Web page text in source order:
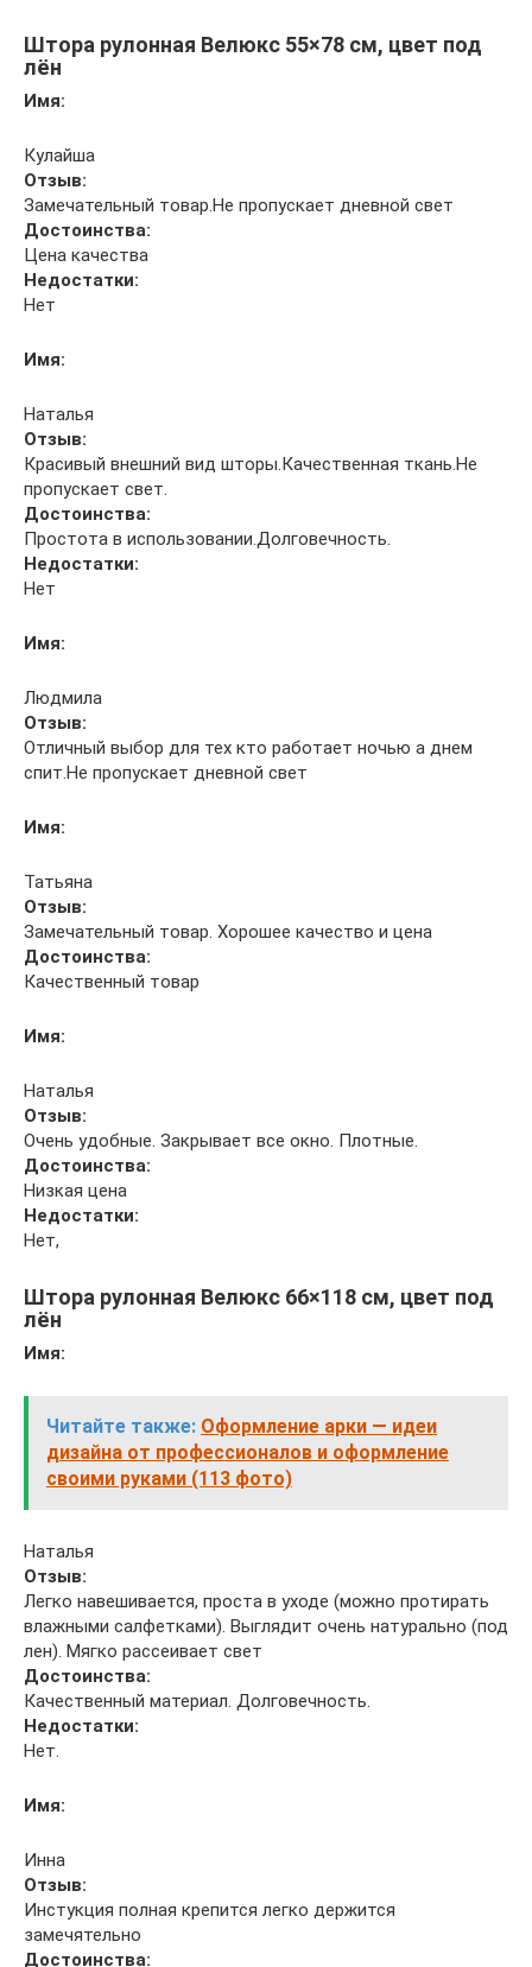
Штора рулонная Велюкс 55×78 см, цвет под
лён
Имя:
Кулайша
Отзыв:
Замечательный товар.Не пропускает дневной свет
Достоинства:
Цена качества
Недостатки:
Нет
Имя:
Наталья
Отзыв:
Красивый внешний вид шторы.Качественная ткань.Не
пропускает свет.
Достоинства:
Простота в использовании.Долговечность.
Недостатки:
Нет
Имя:
Людмила
Отзыв:
Отличный выбор для тех кто работает ночью а днем
спит.Не пропускает дневной свет
Имя:
Татьяна
Отзыв:
Замечательный товар. Хорошее качество и цена
Достоинства:
Качественный товар
Имя:
Наталья
Отзыв:
Очень удобные. Закрывает все окно. Плотные.
Достоинства:
Низкая цена
Недостатки:
Нет,
Штора рулонная Велюкс 66×118 см, цвет под
лён
Имя:
Читайте также: Оформление арки — идеи
дизайна от профессионалов и оформление
своими руками (113 фото)
Наталья
Отзыв:
Легко навешивается, проста в уходе (можно протирать
влажными салфетками). Выглядит очень натурально (под
лен). Мягко рассеивает свет
Достоинства:
Качественный материал. Долговечность.
Недостатки:
Нет.
Имя:
Инна
Отзыв:
Инстукция полная крепится легко держится
замечятельно
Достоинства: